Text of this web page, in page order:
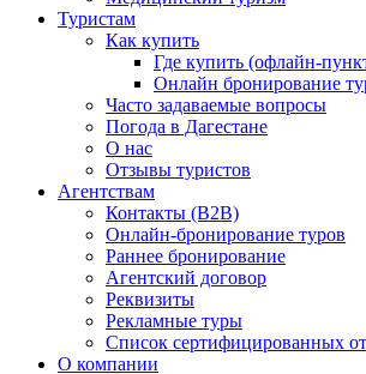
Туристам
Как купить
Где купить (офлайн-
Онлайн бронирование
Часто задаваемые вопросы
Погода в Дагестане
О нас
Отзывы туристов
Агентствам
Контакты (B2B)
Онлайн-бронирование туров
Раннее бронирование
Агентский договор
Реквизиты
Рекламные туры
Список сертифицированных
О компании